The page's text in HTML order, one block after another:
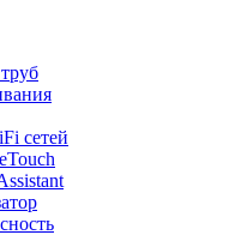
сетей